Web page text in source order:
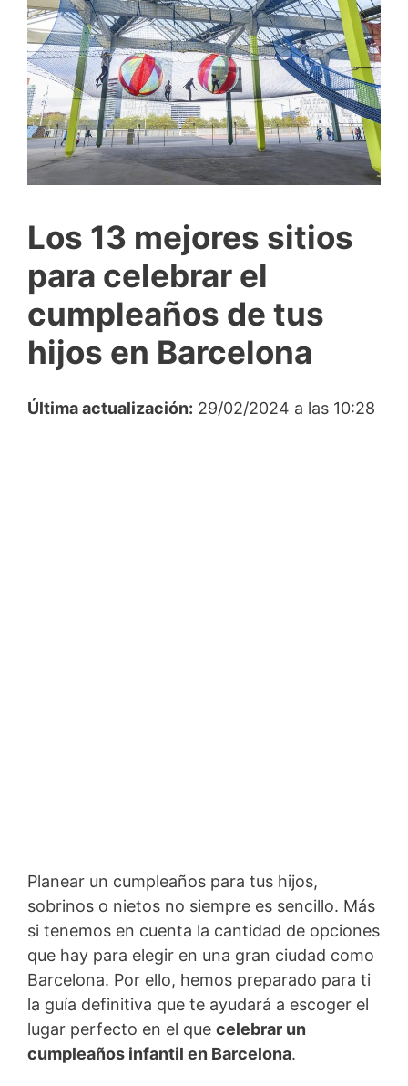
Los 13 mejores sitios
para celebrar el
cumpleaños de tus
hijos en Barcelona
Última actualización: 29/02/2024 a las 10:28
Planear un cumpleaños para tus hijos,
sobrinos o nietos no siempre es sencillo. Más
si tenemos en cuenta la cantidad de opciones
que hay para elegir en una gran ciudad como
Barcelona. Por ello, hemos preparado para ti
la guía definitiva que te ayudará a escoger el
lugar perfecto en el que celebrar un
cumpleaños infantil en Barcelona.